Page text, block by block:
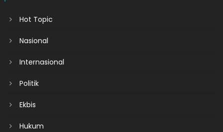
Hot Topic
Nasional
Internasional
Politik
Ekbis
Hukum